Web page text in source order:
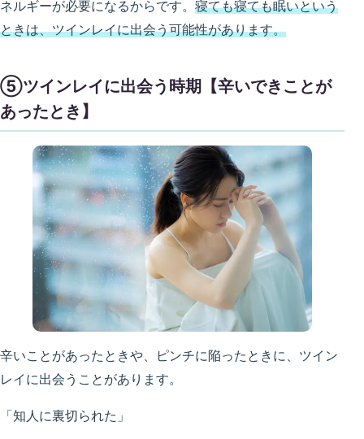
ネルギーが必要になるからです。 寝ても寝ても眠いという
ときは、ツインレイに出会う可能性があります。
⑤ツインレイに出会う時期【辛いできことが
あったとき】
辛いことがあったときや、ピンチに陥ったときに、ツイン
レイに出会うことがあります。
「知人に裏切られた」